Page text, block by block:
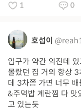
1 0
호섭이
입구가 약간 외진데
몰랐던 집 거의 항상
데 3차쯤 가면 너무
&주먹밥 계란찜 다 맛
고 있는듯